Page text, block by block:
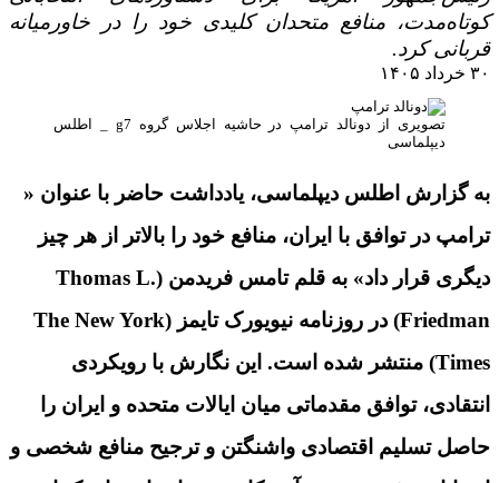
کوتاه‌مدت، منافع متحدان کلیدی خود را در خاورمیانه
قربانی کرد.
۳۰ خرداد ۱۴۰۵
تصویری از دونالد ترامپ در حاشیه اجلاس گروه g7 _ اطلس
دیپلماسی
به گزارش اطلس دیپلماسی، یادداشت حاضر با عنوان «
ترامپ در توافق با ایران، منافع خود را بالاتر از هر چیز
دیگری قرار داد» به قلم تامس فریدمن (Thomas L.
Friedman) در روزنامه نیویورک تایمز (The New York
Times) منتشر شده است. این نگارش با رویکردی
انتقادی، توافق مقدماتی میان ایالات متحده و ایران را
حاصل تسلیم اقتصادی واشنگتن و ترجیح منافع شخصی و